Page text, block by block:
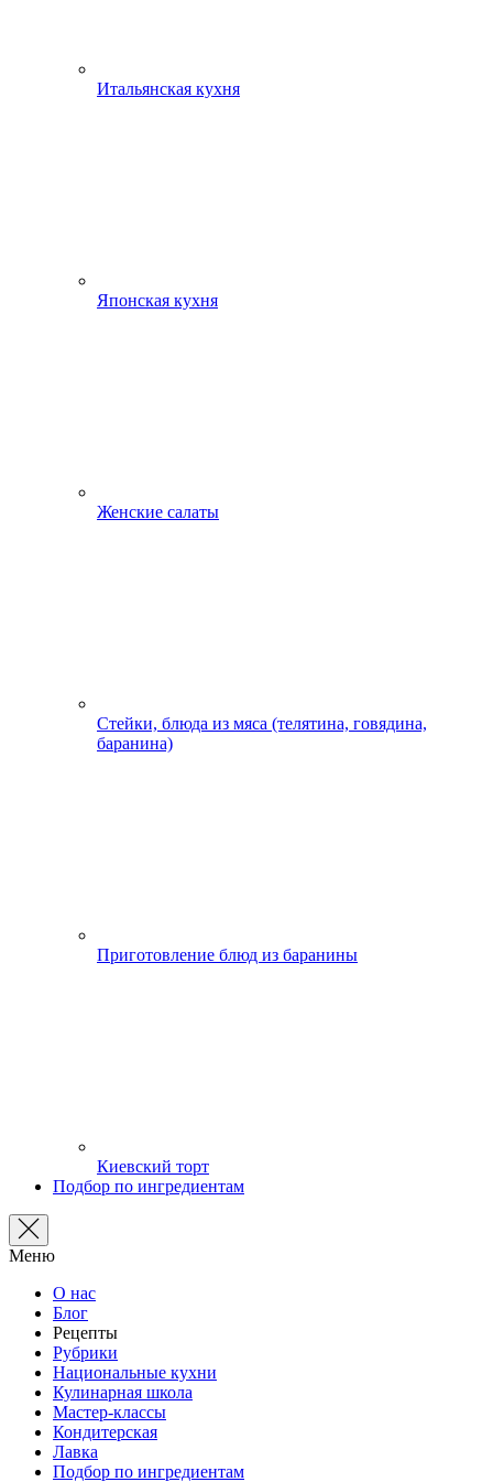
Итальянская кухня
Японская кухня
Женские салаты
Стейки, блюда из мяса (телятина, говядина,
баранина)
Приготовление блюд из баранины
Киевский торт
Подбор по ингредиентам
Меню
О нас
Блог
Рецепты
Рубрики
Национальные кухни
Кулинарная школа
Мастер-классы
Кондитерская
Лавка
Подбор по ингредиентам